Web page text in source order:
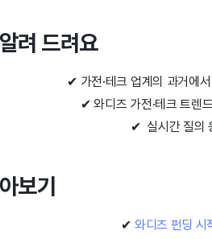
려 드려요
✔ 가전·테크 업계의 과거에
✔ 와디즈 가전·테크 트렌
✔실시간 질의
보기
✔ 와디즈 펀딩 시